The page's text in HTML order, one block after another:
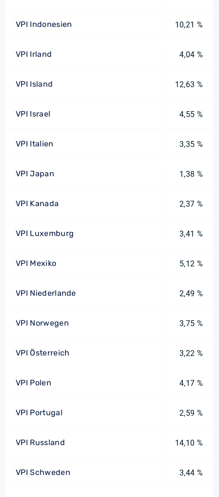
VPI Indonesien 10,21 %
VPI Irland 4,04 %
VPI Island 12,63 %
VPI Israel 4,55 %
VPI Italien 3,35 %
VPI Japan 1,38 %
VPI Kanada 2,37 %
VPI Luxemburg 3,41 %
VPI Mexiko 5,12 %
VPI Niederlande 2,49 %
VPI Norwegen 3,75 %
VPI Österreich 3,22 %
VPI Polen 4,17 %
VPI Portugal 2,59 %
VPI Russland 14,10 %
VPI Schweden 3,44 %